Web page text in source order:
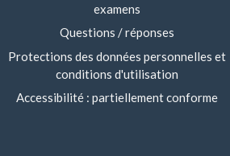
examens
Questions / réponses
Protections des données personnelles et
conditions d'utilisation
Accessibilité : partiellement conforme